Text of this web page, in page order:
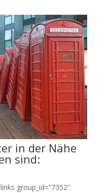
in der Nähe
sind:
group_id=”7352″